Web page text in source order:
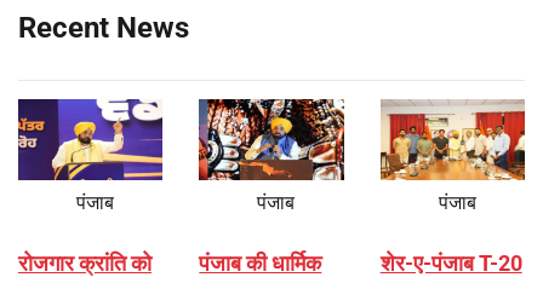
Recent News
पंजाब
रोजगार क्रांति को
पंजाब
पंजाब की धार्मिक
पंजाब
शेर-ए-पंजाब T-20